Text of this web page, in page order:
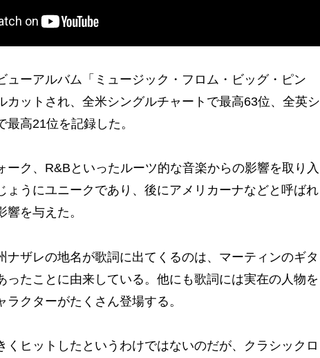
ューアルバム「ミュージック・フロム・ビッグ・ピン
カットされ、全米シングルチャートで最高63位、全英シ
最高21位を記録した。
ーク、R&Bといったルーツ的な音楽からの影響を取り入
ょうにユニークであり、後にアメリカーナなどと呼ばれ
響を与えた。
ナザレの地名が歌詞に出てくるのは、マーティンのギタ
ったことに由来している。他にも歌詞には実在の人物を
ラクターがたくさん登場する。
くヒットしたというわけではないのだが、クラシックロ